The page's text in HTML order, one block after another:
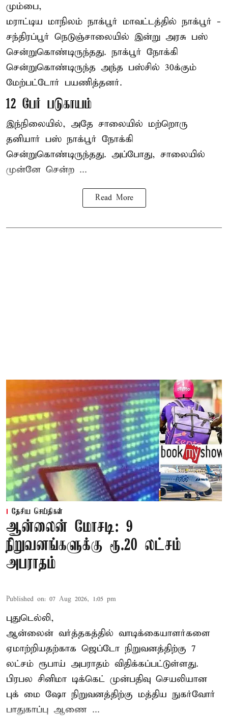
மும்பை,
மராட்டிய மாநிலம் நாக்பூர் மாவட்டத்தில் நாக்பூர் -
சந்திரப்பூர் நெடுஞ்சாலையில் இன்று அரசு பஸ்
சென்றுகொண்டிருந்தது. நாக்பூர் நோக்கி
சென்றுகொண்டிருந்த அந்த பஸ்சில் 30க்கும்
மேற்பட்டோர் பயணித்தனர்.
12 பேர் படுகாயம்
இந்நிலையில், அதே சாலையில் மற்றொரு
தனியார் பஸ் நாக்பூர் நோக்கி
சென்றுகொண்டிருந்தது. அப்போது, சாலையில்
முன்னே சென்ற ...
Read More
தேசிய செய்திகள்
ஆன்லைன் மோசடி: 9
நிறுவனங்களுக்கு ரூ.20 லட்சம்
அபராதம்
Published on: 07 Aug 2026, 1:05 pm
புதுடெல்லி,
ஆன்லைன் வர்த்தகத்தில் வாடிக்கையாளர்களை
ஏமாற்றியதற்காக ஜெப்டோ நிறுவனத்திற்கு 7
லட்சம் ரூபாய் அபராதம் விதிக்கப்பட்டுள்ளது.
பிரபல சினிமா டிக்கெட் முன்பதிவு செயலியான
புக் மை ஷோ நிறுவனத்திற்கு மத்திய நுகர்வோர்
பாதுகாப்பு ஆணை ...